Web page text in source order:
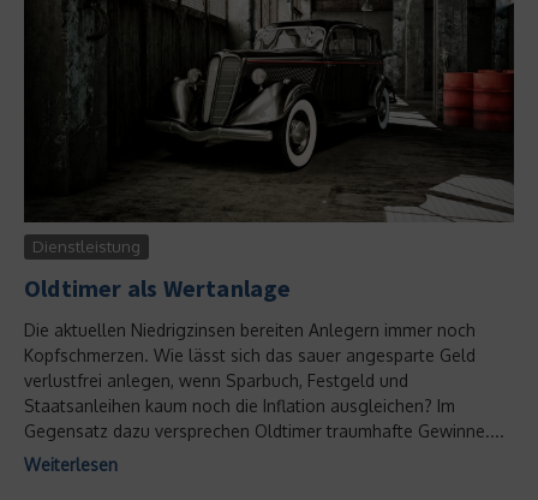
Dienstleistung
Oldtimer als Wertanlage
Die aktuellen Niedrigzinsen bereiten Anlegern immer noch
Kopfschmerzen. Wie lässt sich das sauer angesparte Geld
verlustfrei anlegen, wenn Sparbuch, Festgeld und
Staatsanleihen kaum noch die Inflation ausgleichen? Im
Gegensatz dazu versprechen Oldtimer traumhafte Gewinne....
Weiterlesen